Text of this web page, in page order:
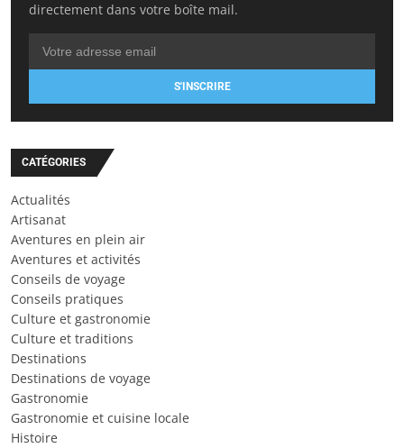
directement dans votre boîte mail.
S'INSCRIRE
CATÉGORIES
Actualités
Artisanat
Aventures en plein air
Aventures et activités
Conseils de voyage
Conseils pratiques
Culture et gastronomie
Culture et traditions
Destinations
Destinations de voyage
Gastronomie
Gastronomie et cuisine locale
Histoire